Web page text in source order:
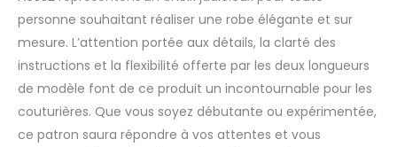
personne souhaitant réaliser une robe élégante et sur
mesure. L’attention portée aux détails, la clarté des
instructions et la flexibilité offerte par les deux longueurs
de modèle font de ce produit un incontournable pour les
couturières. Que vous soyez débutante ou expérimentée,
ce patron saura répondre à vos attentes et vous